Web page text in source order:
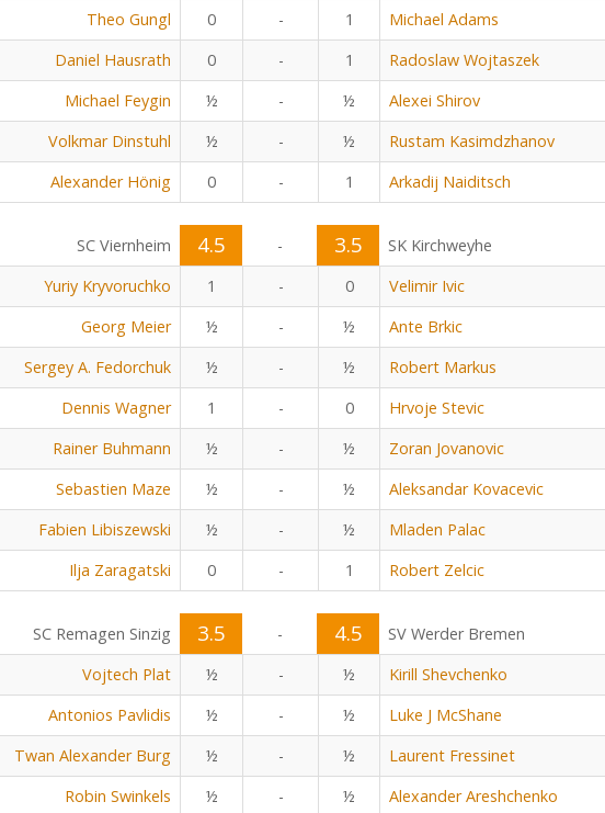
Theo Gungl 0 - 1 Michael Adams
Daniel Hausrath 0 - 1 Radoslaw Wojtaszek
Michael Feygin ½ - ½ Alexei Shirov
Volkmar Dinstuhl ½ - ½ Rustam Kasimdzhanov
Alexander Hönig 0 - 1 Arkadij Naiditsch
SC Viernheim 4.5 - 3.5
SK Kirchweyhe
Yuriy Kryvoruchko 1 - 0 Velimir Ivic
Georg Meier ½ - ½ Ante Brkic
Sergey A. Fedorchuk ½ - ½ Robert Markus
Dennis Wagner 1 - 0 Hrvoje Stevic
Rainer Buhmann ½ - ½ Zoran Jovanovic
Sebastien Maze ½ - ½ Aleksandar Kovacevic
Fabien Libiszewski ½ - ½ Mladen Palac
Ilja Zaragatski 0 - 1 Robert Zelcic
SC Remagen Sinzig 3.5 - 4.5
SV Werder Bremen
Vojtech Plat ½ - ½ Kirill Shevchenko
Antonios Pavlidis ½ - ½ Luke J McShane
Twan Alexander Burg ½ - ½ Laurent Fressinet
Robin Swinkels ½ - ½ Alexander Areshchenko